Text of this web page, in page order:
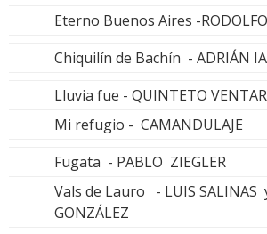
Eterno Buenos Aires -
Chiquilín de Bachín - ADRIÁN
Lluvia fue - QUINTETO
Mi refugio - CAMANDULAJE
Fugata - PABLO ZIEGLER
Vals de Lauro - LUIS SALINAS
GONZÁLEZ